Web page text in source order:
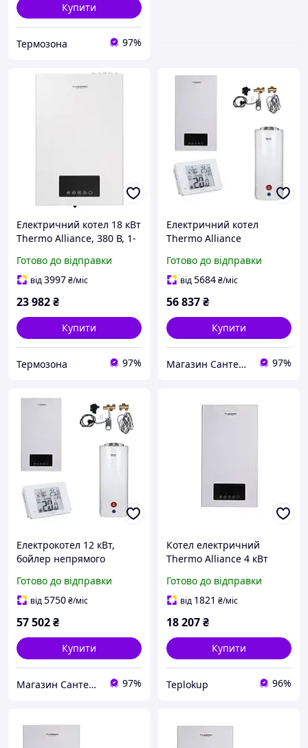
Купити
Термозона 97%
Електричний котел 18 кВт
Thermo Alliance, 380 В, 1-
(SD00050443)
Готово до відправки
від3997₴/міс
23 982₴
Купити
Термозона 97%
Електричний котел
Thermo Alliance
бойлером непрямого
нагріву 100 л, Wi-Fi
аквакомплектом
Готово до відправки
від5684₴/міс
56 837₴
Купити
Магазин Сантехнік 97%
Електрокотел 12 кВт,
бойлер непрямого
термостат: Преміальне
комплексне рішення
Готово до відправки
від5750₴/міс
57 502₴
Купити
Магазин Сантехнік 97%
Котел електричний
Thermo Alliance 4 кВт
Готово до відправки
від 1821 ₴/міс
18 207₴
Купити
Teplokup 96%